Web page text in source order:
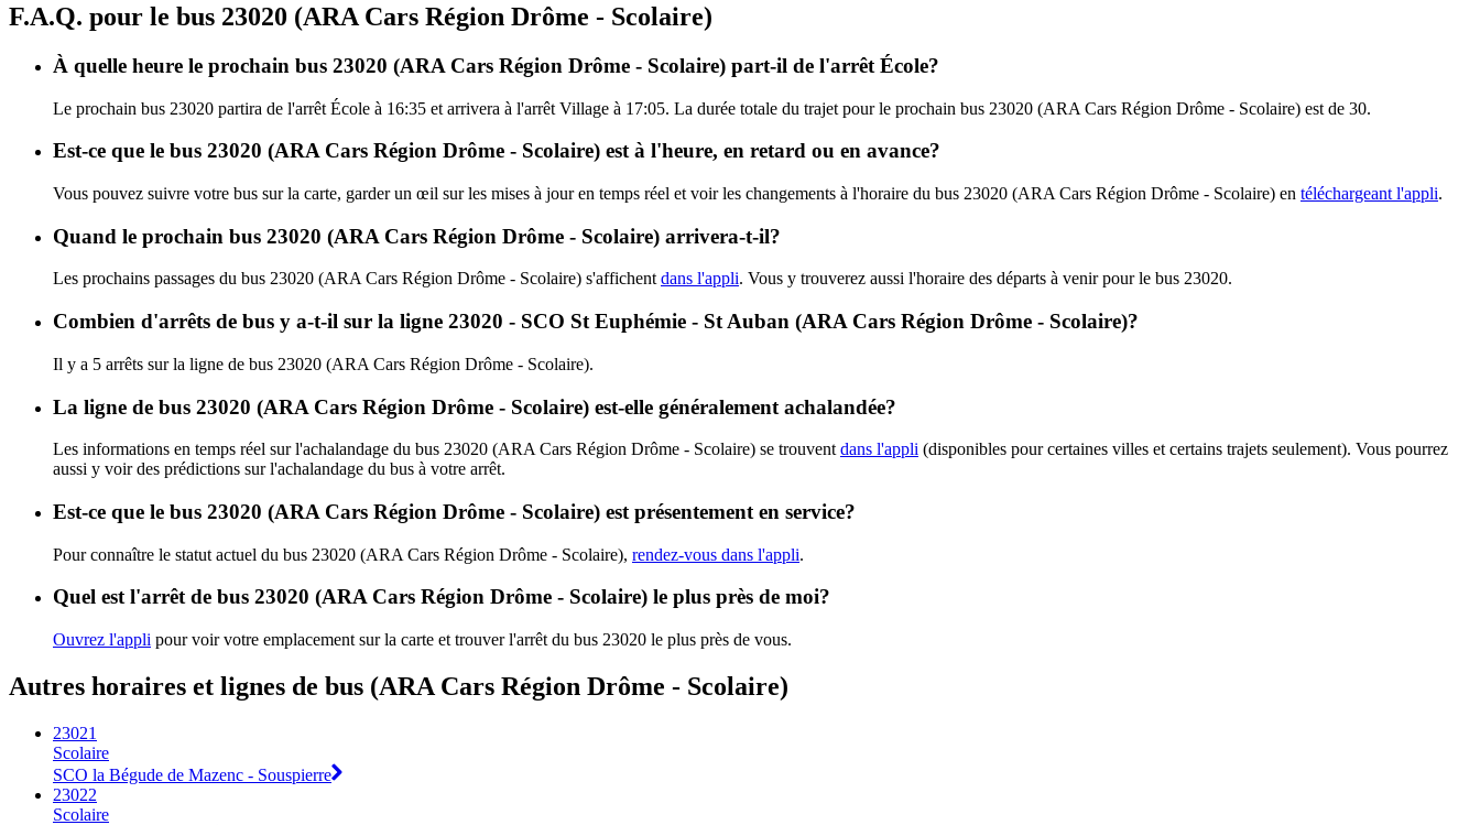
F.A.Q. pour le bus 23020 (ARA Cars Région Drôme - Scolaire)
À quelle heure le prochain bus 23020 (ARA Cars Région Drôme - Scolaire) part-il de l'arrêt École?
Le prochain bus 23020 partira de l'arrêt École à 16:35 et arrivera à l'arrêt Village à 17:05. La durée totale du trajet pour le prochain bus 23020 (ARA Cars Région Drôme - Scolaire) est de 30.
Est-ce que le bus 23020 (ARA Cars Région Drôme - Scolaire) est à l'heure, en retard ou en avance?
Vous pouvez suivre votre bus sur la carte, garder un œil sur les mises à jour en temps réel et voir les changements à l'horaire du bus 23020 (ARA Cars Région Drôme - Scolaire) en téléchargeant l'appli.
Quand le prochain bus 23020 (ARA Cars Région Drôme - Scolaire) arrivera-t-il?
Les prochains passages du bus 23020 (ARA Cars Région Drôme - Scolaire) s'affichent dans l'appli. Vous y trouverez aussi l'horaire des départs à venir pour le bus 23020.
Combien d'arrêts de bus y a-t-il sur la ligne 23020 - SCO St Euphémie - St Auban (ARA Cars Région Drôme - Scolaire)?
Il y a 5 arrêts sur la ligne de bus 23020 (ARA Cars Région Drôme - Scolaire).
La ligne de bus 23020 (ARA Cars Région Drôme - Scolaire) est-elle généralement achalandée?
Les informations en temps réel sur l'achalandage du bus 23020 (ARA Cars Région Drôme - Scolaire) se trouvent dans l'appli (disponibles pour certaines villes et certains trajets seulement). Vous pourrez
aussi y voir des prédictions sur l'achalandage du bus à votre arrêt.
Est-ce que le bus 23020 (ARA Cars Région Drôme - Scolaire) est présentement en service?
Pour connaître le statut actuel du bus 23020 (ARA Cars Région Drôme - Scolaire), rendez-vous dans l'appli.
Quel est l'arrêt de bus 23020 (ARA Cars Région Drôme - Scolaire) le plus près de moi?
Ouvrez l'appli pour voir votre emplacement sur la carte et trouver l'arrêt du bus 23020 le plus près de vous.
Autres horaires et lignes de bus (ARA Cars Région Drôme - Scolaire)
23021
Scolaire
SCO la Bégude de Mazenc - Souspierre
23022
Scolaire